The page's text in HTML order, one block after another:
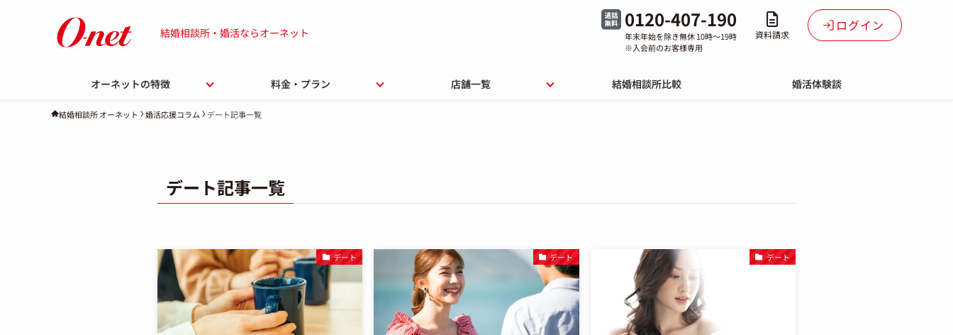
結婚相談所・婚活ならオーネット
0120-407-190
年末年始を除き無休 10時～19時
※入会前のお客様専用
資料請求
ログイン
オーネットの特徴 料金・プラン 店舗一覧 結婚相談所比較 婚活体験談
結婚相談所 オーネット 婚活応援コラム デート記事一覧
デート記事一覧
デート デート デート